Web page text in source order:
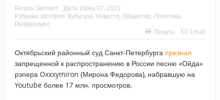
Регион.Эксперт Дата: Июнь 07, 2023
Рубрика: История Культура Новости Общество Политика
Регбрендинг
Печать
Email
Октябрьский районный суд Санкт-Петербурга признал
запрещенной к распространению в России песню «Ойда»
рэпера Oxxxymiron (Мирона Федорова), набравшую на
Youtube более 17 млн. просмотров.